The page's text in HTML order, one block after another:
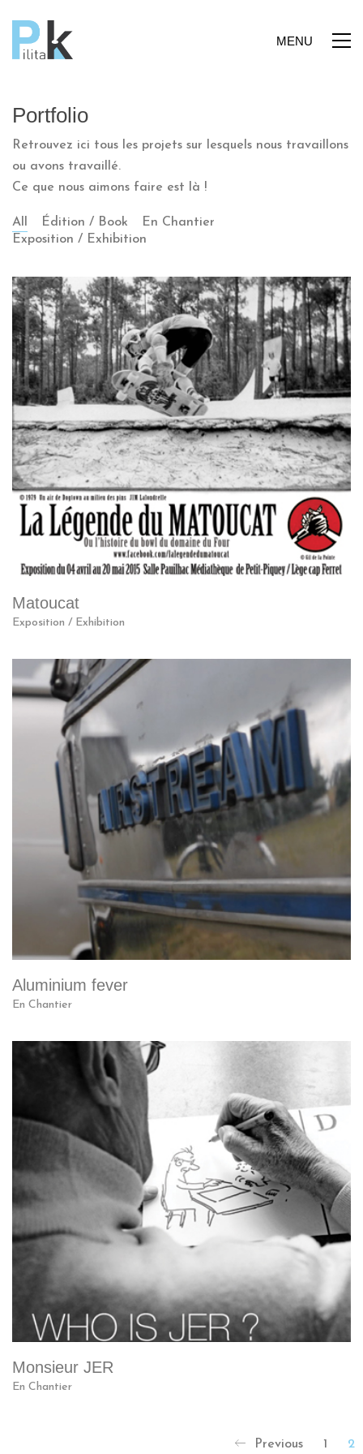
MENU
Portfolio
Retrouvez ici tous les projets sur lesquels nous travaillons
ou avons travaillé.
Ce que nous aimons faire est là !
All Édition / Book
En Chantier
Exposition / Exhibition
Matoucat
Exposition / Exhibition
Aluminium fever
En Chantier
Monsieur JER
En Chantier
Previous 1 2